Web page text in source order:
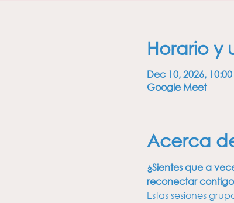
Horario y
Dec 10, 2026,
Google Meet
Acerca
¿Sientes que a
reconectar
Estas sesiones